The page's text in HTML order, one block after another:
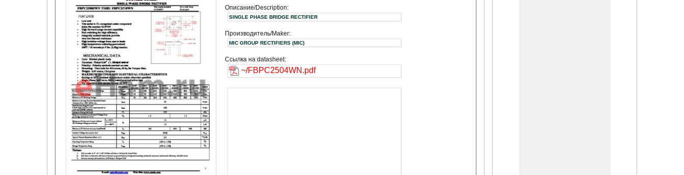
Описание/Description:
SINGLE PHASE BRIDGE RECTIFIER
Производитель/Maker:
MIC GROUP RECTIFIERS (MIC)
Ссылка на datasheet:
~/FBPC2504WN.pdf